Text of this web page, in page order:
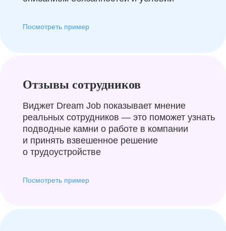
Посмотреть пример
Отзывы сотрудников
Виджет Dream Job показывает мнение
реальных сотрудников — это поможет узнать
подводные камни о работе в компании
и принять взвешенное решение
о трудоустройстве
Посмотреть пример